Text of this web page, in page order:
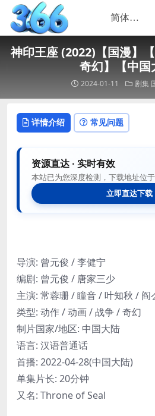
神印王座 (2022)【国漫】
奇幻】【中国
2024-01-11 剧集
详情介绍 常见问题
资源直达 · 实时有效
本站已为您深度检测，下载地址位
立即直达下载
导演: 曾元俊 / 李健宁
编剧: 曾元俊 / 唐家三少
主演: 常蓉珊 / 瞳音 / 叶知秋 /
类型: 动作 / 动画 / 战争 / 奇幻
制片国家/地区: 中国大陆
语言: 汉语普通话
首播: 2022-04-28(中国大陆)
单集片长: 20分钟
又名: Throne of Seal